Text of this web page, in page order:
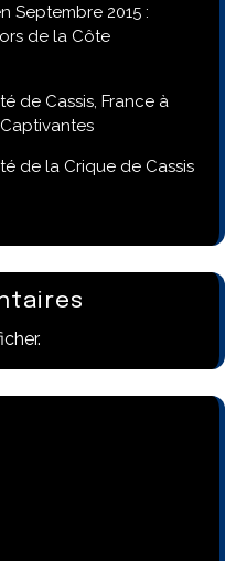
Septembre 2015 :
de la Côte
de Cassis, France à
de la Crique de Cassis